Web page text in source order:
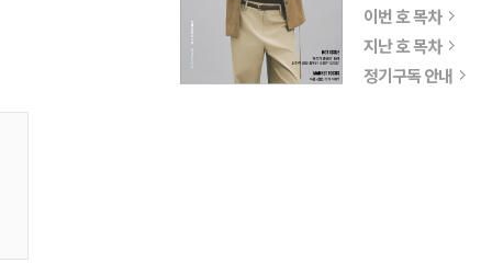
이번 호 목차
지난 호 목차
정기구독 안내